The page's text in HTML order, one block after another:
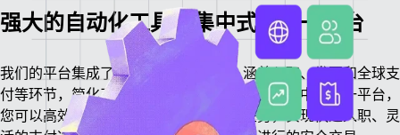
强大的自动化工具，集中式的统一平台
我们的平台集成了先进的自动化功能，涵盖入职、发票和全球支
付等环节，简化了合同工管理。由于所有功能集中于统一平台，
您可以高效地处理所有与合同工相关的任务，实现快速入职、灵